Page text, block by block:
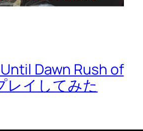
Until Dawn Rush of
レイしてみた